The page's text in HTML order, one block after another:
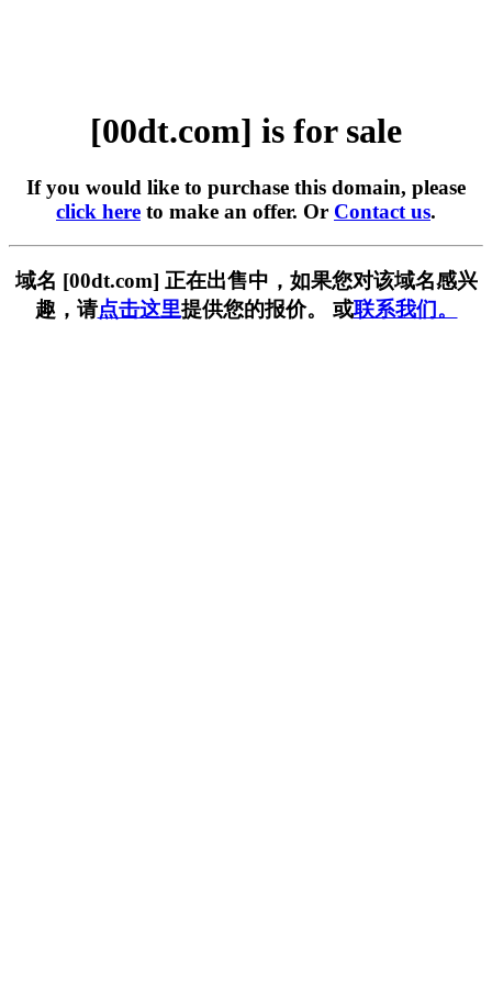
[00dt.com] is for sale
If you would like to purchase this domain, please
click here to make an offer. Or Contact us.
域名 [00dt.com] 正在出售中，如果您对该域名感兴
趣，请点击这里提供您的报价。 或联系我们。